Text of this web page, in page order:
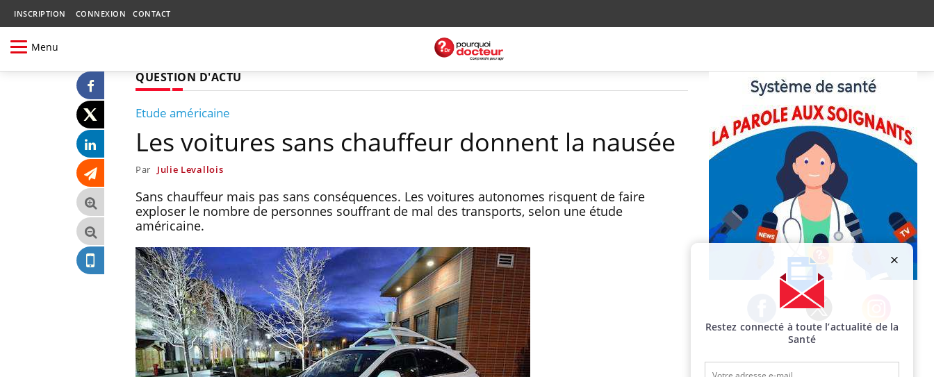
INSCRIPTION CONNEXION CONTACT
Menu
QUESTION D'ACTU
Etude américaine
Les voitures sans chauffeur donnent la nausée
Par Julie Levallois
Sans chauffeur mais pas sans conséquences. Les voitures autonomes risquent de faire
exploser le nombre de personnes souffrant de mal des transports, selon une étude
américaine.
Facebook Twitter Instagram
Restez connecté à toute l’actualité de la
Santé